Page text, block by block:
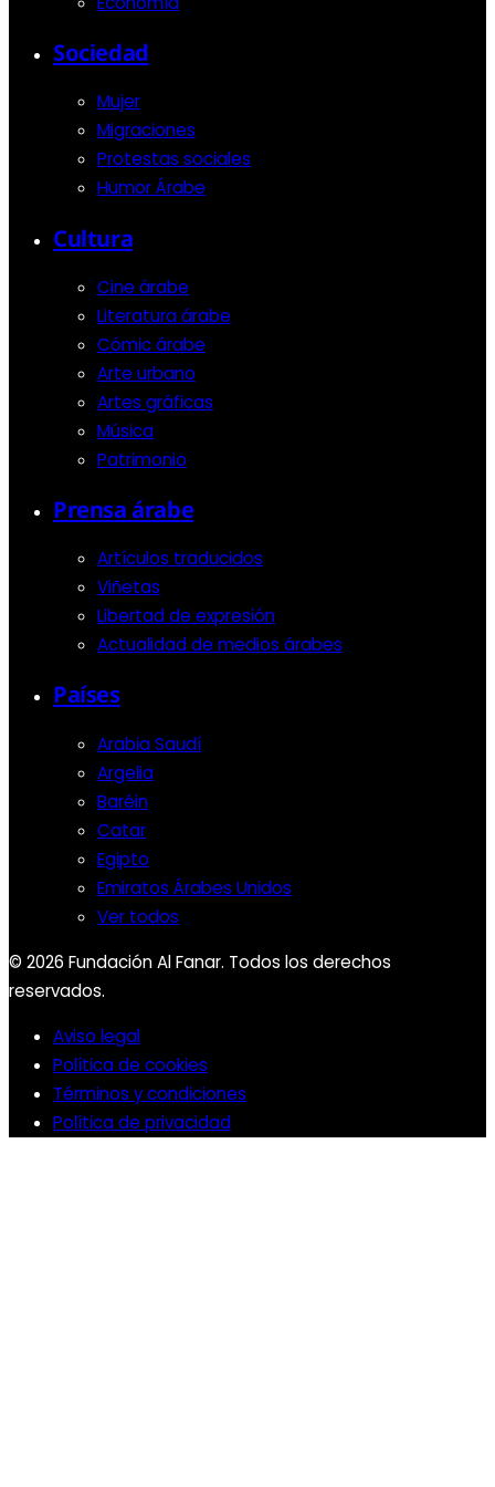
Sociedad
Mujer
Migraciones
Protestas sociales
Humor Árabe
Cultura
Cine árabe
Literatura árabe
Cómic árabe
Arte urbano
Artes gráficas
Música
Patrimonio
Prensa árabe
Artículos traducidos
Viñetas
Libertad de expresión
Actualidad de medios árabes
Países
Arabia Saudí
Argelia
Baréin
Catar
Egipto
Emiratos Árabes Unidos
Ver todos
© 2026 Fundación Al Fanar. Todos los derechos
reservados.
Aviso legal
Política de cookies
Términos y condiciones
Política de privacidad